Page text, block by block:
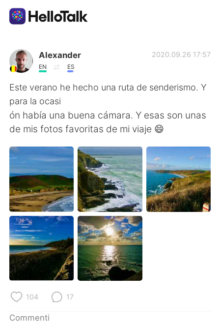
App di scambio linguistico
AI Grammar Checker
Italiano
English 简体中文
繁體中文 Español
العربية Français
Deutsch 日本語
한국어 Русский
ไทย Indonesia
Türkçe
Português
Alexander
EN ES
2020.09.26 17:57
Este verano he hecho una ruta de senderismo. Y
para la ocasi
ón había una buena cámara. Y esas son unas
de mis fotos favoritas de mi viaje 😄
104 17
Commenti